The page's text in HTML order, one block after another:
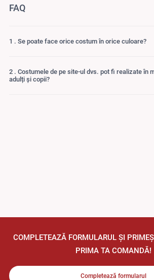
FAQ
1 . Se poate face orice costum în orice culoare?
2 . Costumele de pe site-ul dvs. pot fi realizate în mărimi pentru
adulți și copii?
COMPLETEAZĂ FORMULARUL ȘI
PRIMA TA COMANDĂ!
Completează formularul